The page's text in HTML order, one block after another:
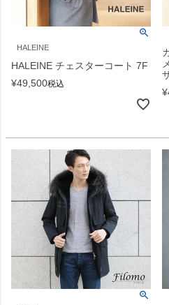
HALEINE
HALEINE チェスターコート 7F
¥49,500税込
¥